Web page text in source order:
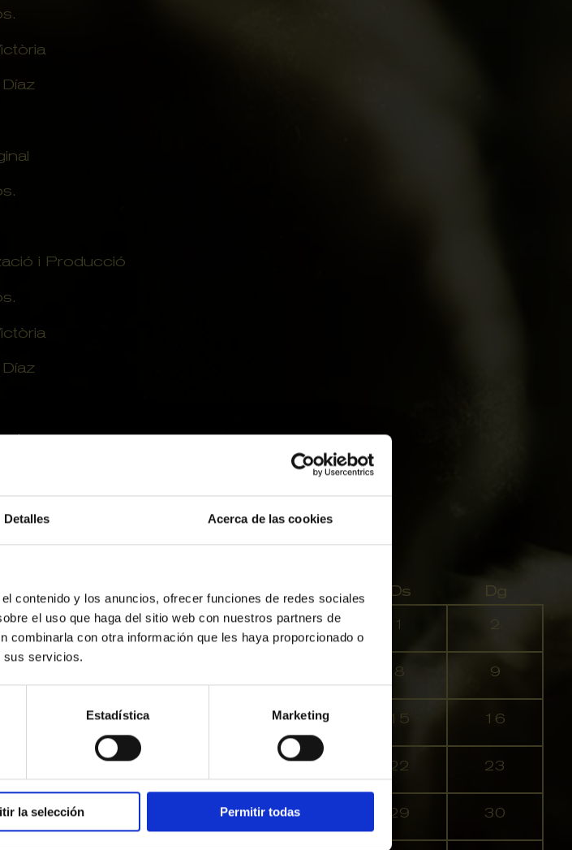
Detalles Acerca de las cookies
contenido y los anuncios, ofrecer funciones de redes sociales
el uso que haga del sitio web con nuestros partners de
combinarla con otra información que les haya proporcionado o
sus servicios.
Estadística Marketing
la selección Permitir todas
i Producció
Dm Dj Dv Ds Dg
aquest mes
28 29 30 31 1
8 9
12 14 15 16
19 21 22 23
25 28 29 30